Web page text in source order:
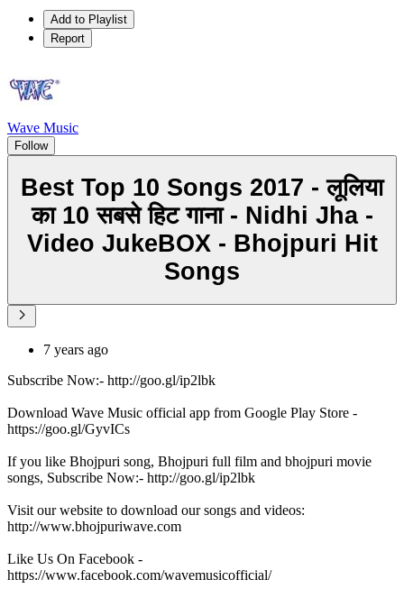
Add to Playlist
Report
Wave Music
Follow
Best Top 10 Songs 2017 - लूलिया
का 10 सबसे हिट गाना - Nidhi Jha -
Video JukeBOX - Bhojpuri Hit
Songs
7 years ago
Subscribe Now:- http://goo.gl/ip2lbk
Download Wave Music official app from Google Play Store -
https://goo.gl/GyvICs
If you like Bhojpuri song, Bhojpuri full film and bhojpuri movie
songs, Subscribe Now:- http://goo.gl/ip2lbk
Visit our website to download our songs and videos:
http://www.bhojpuriwave.com
Like Us On Facebook -
https://www.facebook.com/wavemusicofficial/